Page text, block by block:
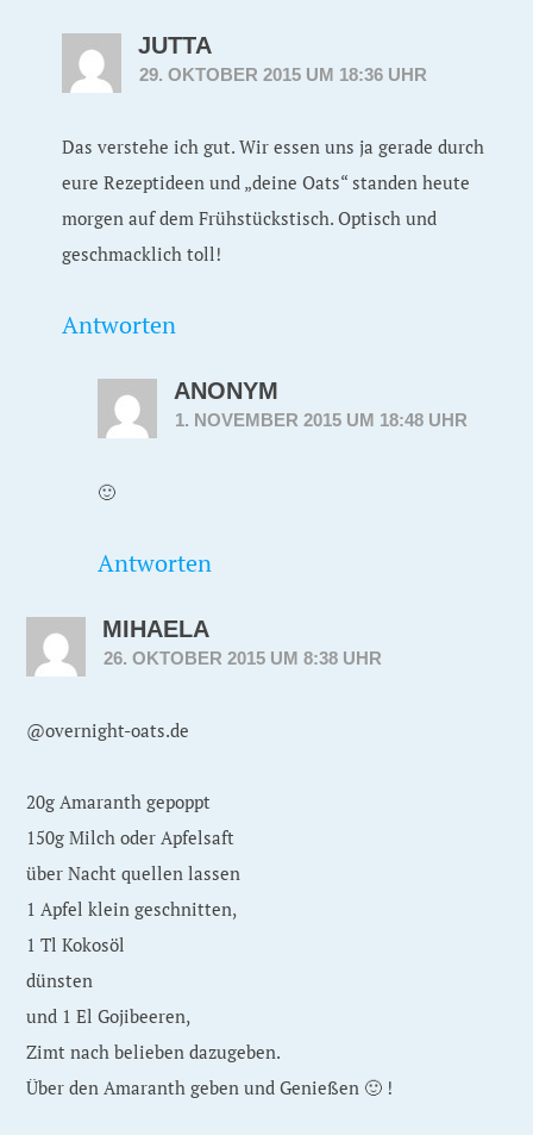
JUTTA
29. OKTOBER 2015 UM 18:36 UHR
Das verstehe ich gut. Wir essen uns ja gerade durch
eure Rezeptideen und „deine Oats“ standen heute
morgen auf dem Frühstückstisch. Optisch und
geschmacklich toll!
Antworten
ANONYM
1. NOVEMBER 2015 UM 18:48 UHR
🙂
Antworten
MIHAELA
26. OKTOBER 2015 UM 8:38 UHR
@overnight-oats.de
20g Amaranth gepoppt
150g Milch oder Apfelsaft
über Nacht quellen lassen
1 Apfel klein geschnitten,
1 Tl Kokosöl
dünsten
und 1 El Gojibeeren,
Zimt nach belieben dazugeben.
Über den Amaranth geben und Genießen 🙂 !